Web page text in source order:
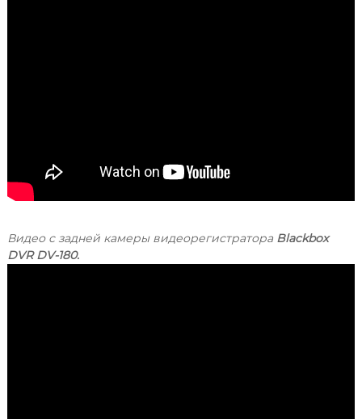
Видео с задней камеры видеорегистратора Blackbox
DVR DV-180.